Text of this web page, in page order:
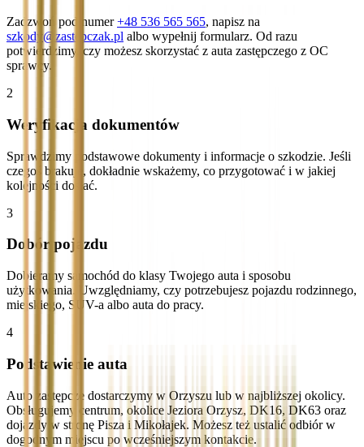
Zadzwoń pod numer+48 536 565 565, napisz na
szkody@zastepczak.pl albo wypełnij formularz. Od razu
potwierdzimy, czy możesz skorzystać z auta zastępczego z OC
sprawcy.
2
Weryfikacja dokumentów
Sprawdzimy podstawowe dokumenty i informacje o szkodzie. Jeśli
czegoś brakuje, dokładnie wskażemy, co przygotować i w jakiej
kolejności dosłać.
3
Dobór pojazdu
Dobieramy samochód do klasy Twojego auta i sposobu
użytkowania. Uwzględniamy, czy potrzebujesz pojazdu rodzinnego,
miejskiego, SUV-a albo auta do pracy.
4
Podstawienie auta
Auto zastępcze dostarczymy w Orzyszu lub w najbliższej okolicy.
Obsługujemy centrum, okolice Jeziora Orzysz, DK16, DK63 oraz
dojazdy w stronę Pisza i Mikołajek. Możesz też ustalić odbiór w
dogodnym miejscu po wcześniejszym kontakcie.